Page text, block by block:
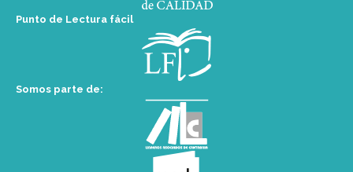
Punto de Lectura fácil
Somos parte de: